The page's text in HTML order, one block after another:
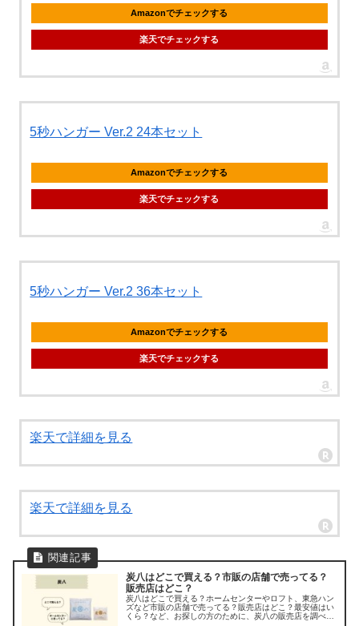
Amazonでチェックする
楽天でチェックする
5秒ハンガー Ver.2 24本セット
Amazonでチェックする
楽天でチェックする
5秒ハンガー Ver.2 36本セット
Amazonでチェックする
楽天でチェックする
楽天で詳細を見る
楽天で詳細を見る
炭八はどこで買える？市販の店舗で売ってる？
販売店はどこ？
炭八はどこで買える？ホームセンターやロフト、東急ハン
ズなど市販の店舗で売ってる？販売店はどこ？最安値はい
くら？など、お探しの方のために、炭八の販売店を調べて